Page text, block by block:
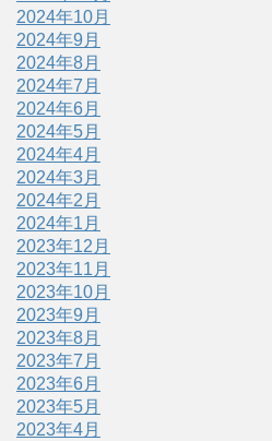
2024年10月
2024年9月
2024年8月
2024年7月
2024年6月
2024年5月
2024年4月
2024年3月
2024年2月
2024年1月
2023年12月
2023年11月
2023年10月
2023年9月
2023年8月
2023年7月
2023年6月
2023年5月
2023年4月